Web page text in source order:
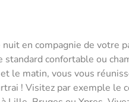
en compagnie de votre
standard confortable ou
le matin, vous vous
! Visitez par exemple